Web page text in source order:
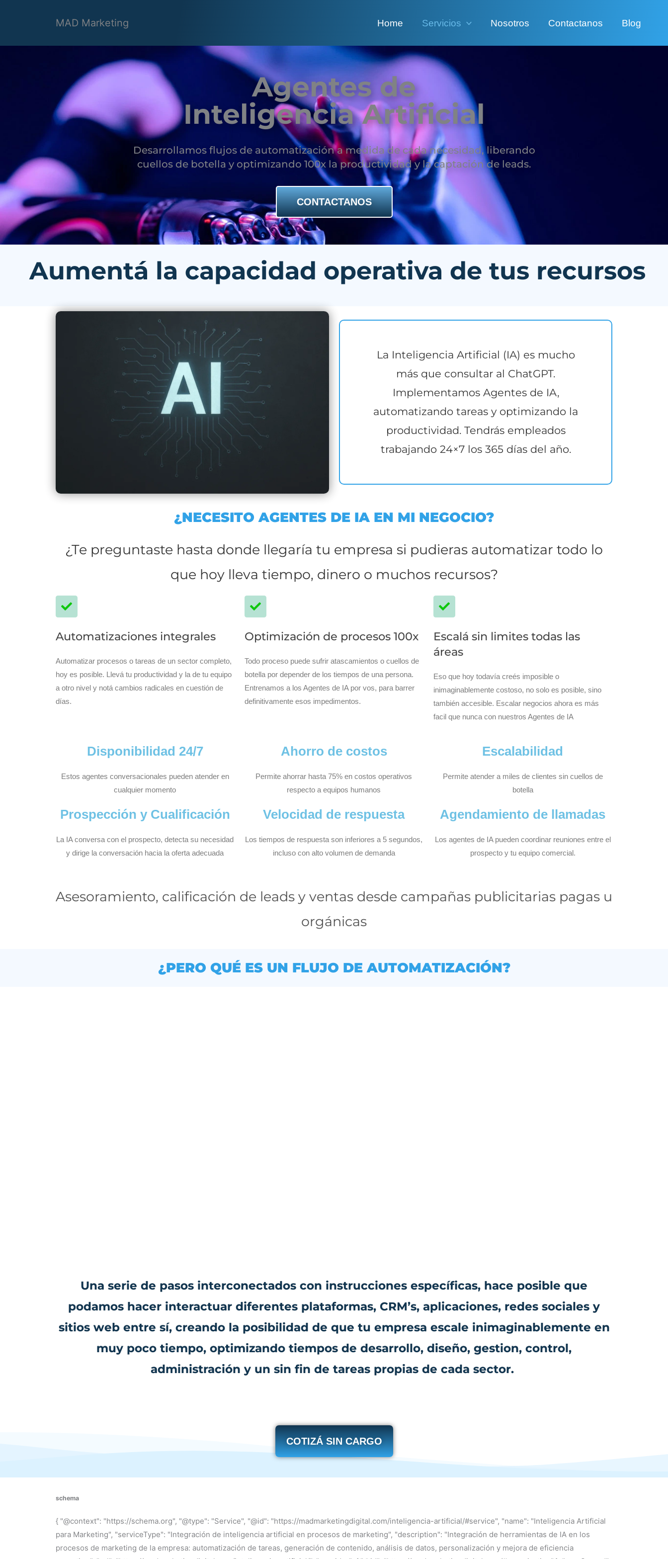
MAD Marketing Home Servicios Nosotros Contactanos Blog
Agentes de
Inteligencia Artificial
Desarrollamos flujos de automatización a medida de cada necesidad, liberando
cuellos de botella y optimizando 100x la productividad y la captación de leads.
CONTACTANOS
Aumentá la capacidad operativa de tus recursos
La Inteligencia Artificial (IA) es mucho
más que consultar al ChatGPT.
Implementamos Agentes de IA,
automatizando tareas y optimizando la
productividad. Tendrás empleados
trabajando 24×7 los 365 días del año.
¿NECESITO AGENTES DE IA EN MI NEGOCIO?
¿Te preguntaste hasta donde llegaría tu empresa si pudieras automatizar todo lo
que hoy lleva tiempo, dinero o muchos recursos?
Automatizaciones integrales
Automatizar procesos o tareas de un sector completo,
hoy es posible. Llevá tu productividad y la de tu equipo
a otro nivel y notá cambios radicales en cuestión de
días.
Optimización de procesos 100x
Todo proceso puede sufrir atascamientos o cuellos de
botella por depender de los tiempos de una persona.
Entrenamos a los Agentes de IA por vos, para barrer
definitivamente esos impedimentos.
Escalá sin limites todas las
áreas
Eso que hoy todavía creés imposible o
inimaginablemente costoso, no solo es posible, sino
también accesible. Escalar negocios ahora es más
facil que nunca con nuestros Agentes de IA
Disponibilidad 24/7
Estos agentes conversacionales pueden atender en
cualquier momento
Ahorro de costos
Permite ahorrar hasta 75% en costos operativos
respecto a equipos humanos
Escalabilidad
Permite atender a miles de clientes sin cuellos de
botella
Prospección y Cualificación
La IA conversa con el prospecto, detecta su necesidad
y dirige la conversación hacia la oferta adecuada
Velocidad de respuesta
Los tiempos de respuesta son inferiores a 5 segundos,
incluso con alto volumen de demanda
Agendamiento de llamadas
Los agentes de IA pueden coordinar reuniones entre el
prospecto y tu equipo comercial.
Asesoramiento, calificación de leads y ventas desde campañas publicitarias pagas u
orgánicas
¿PERO QUÉ ES UN FLUJO DE AUTOMATIZACIÓN?
Una serie de pasos interconectados con instrucciones específicas, hace posible que
podamos hacer interactuar diferentes plataformas, CRM’s, aplicaciones, redes sociales y
sitios web entre sí, creando la posibilidad de que tu empresa escale inimaginablemente en
muy poco tiempo, optimizando tiempos de desarrollo, diseño, gestion, control,
administración y un sin fin de tareas propias de cada sector.
COTIZÁ SIN CARGO
schema
{ "@context": "https://schema.org", "@type": "Service", "@id": "https://madmarketingdigital.com/inteligencia-artificial/#service", "name": "Inteligencia Artificial
para Marketing", "serviceType": "Integración de inteligencia artificial en procesos de marketing", "description": "Integración de herramientas de IA en los
procesos de marketing de la empresa: automatización de tareas, generación de contenido, análisis de datos, personalización y mejora de eficiencia